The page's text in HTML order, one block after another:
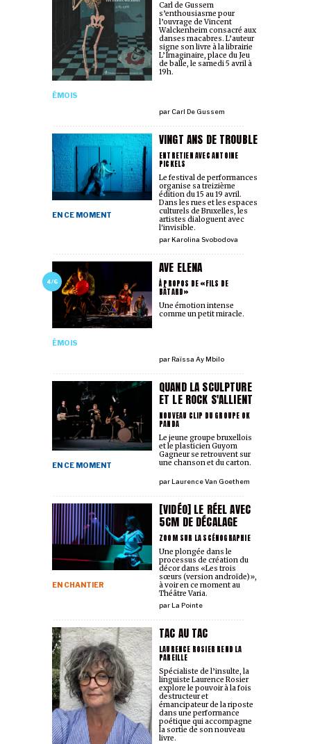
ÉMOIS
par Carl De Gussem
Carl de Gussem
s’enthousiasme pour
l’ouvrage de Vincent
Walckenheim consacré aux
danses macabres. L’auteur
signe son livre à la librairie
L’Imaginaire, place du Jeu
de balle, le samedi 5 avril à
19h.
VINGT ANS DE TROUBLE
ENTRETIEN AVEC ANTOINE
PICKELS
EN CE MOMENT
parKarolina Svobodova
Le festival de performances
organise sa treizième
édition du 15 au 19 avril.
Dans les rues et les espaces
culturels de Bruxelles, les
artistes dialoguent avec
l'invisible.
4/6
AVE ELENA
À PROPOS DE «FILS DE
BÂTARD»
ÉMOIS
parRaïssa Ay Mbilo
Une émotion intense
comme un petit miracle.
QUAND LA SCULPTURE
ET LE ROCK S'ALLIENT
NOUVEAU CLIP DU GROUPE OK
PANDA
EN CE MOMENT
par Laurence Van Goethem
Le jeune groupe bruxellois
et le plasticien Guyom
Gagneur se retrouvent sur
une chanson et du carton.
[VIDÉO] LE RÉEL AVEC
5CM DE DÉCALAGE
ZOOM SUR LA SCÉNOGRAPHIE
EN CHANTIER
par La Pointe
Une plongée dans le
processus de création du
décor dans «Les trois
sœurs (version androïde)»,
à voir en ce moment au
Théâtre Varia.
TAC AU TAC
LAURENCE ROSIER REND LA
PAREILLE
Spécialiste de l’insulte, la
linguiste Laurence Rosier
explore le pouvoir à la fois
destructeur et
émancipateur de la riposte
dans une performance
poétique qui accompagne
la sortie de son nouveau
livre.